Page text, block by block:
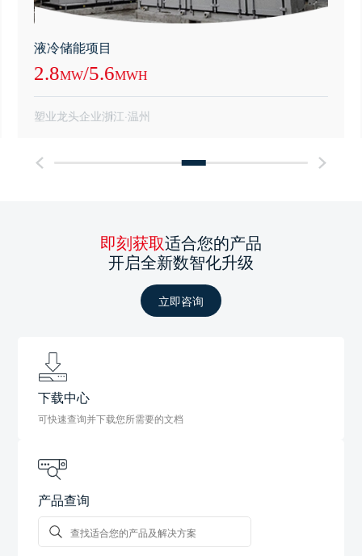
液冷储能项目
2.8MW/5.6MWH
塑业龙头企业浙江·温州
即刻获取适合您的产品
开启全新数智化升级
立即咨询
下载中心
可快速查询并下载您所需要的文档
产品查询